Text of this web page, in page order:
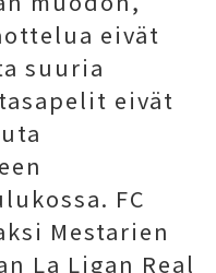
eivät
suuria
eivät
FC
Mestarien
La Ligan Real